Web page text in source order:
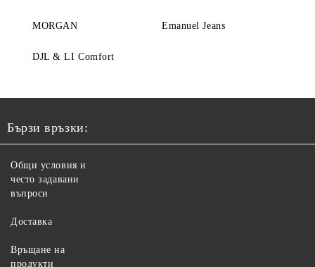
MORGAN Emanuel Jeans
DJL & LI Comfort
Бързи връзки:
Общи условия и
често задавани
въпроси
Доставка
Връщане на
продукти